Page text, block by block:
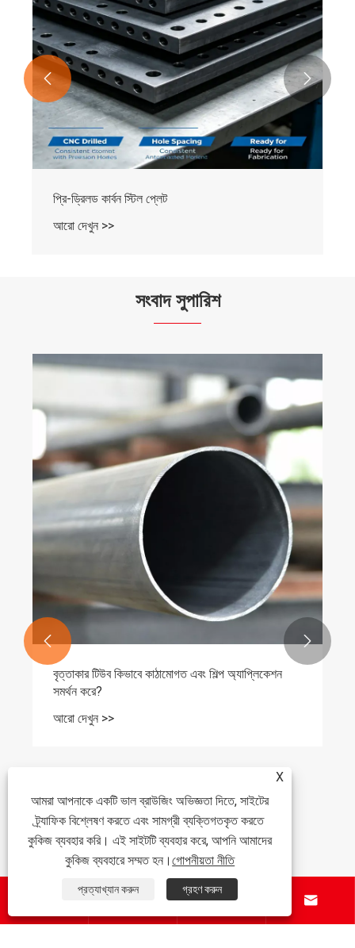
প্রি-ড্রিলড কার্বন স্টিল প্লেট
আরো দেখুন >>
 
সংবাদ সুপারিশ
বৃত্তাকার টিউব কিভাবে কাঠামোগত এবং শিল্প অ্যাপ্লিকেশন
সমর্থন করে?
আরো দেখুন >>
 
 
X
আমরা আপনাকে একটি ভাল ব্রাউজিং অভিজ্ঞতা দিতে, সাইটের
ট্র্যাফিক বিশ্লেষণ করতে এবং সামগ্রী ব্যক্তিগতকৃত করতে
কুকিজ ব্যবহার করি। এই সাইটটি ব্যবহার করে, আপনি আমাদের
কুকিজ ব্যবহারে সম্মত হন।গোপনীয়তা নীতি
প্রত্যাখ্যান করুন গ্রহণ করুন